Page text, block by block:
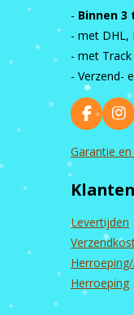
- Binnen
- met DHL,
- met
- Verzend-
F
a
c
o
k
I
n
s
g
a
m
Garantie
Levertijden
Herroeping